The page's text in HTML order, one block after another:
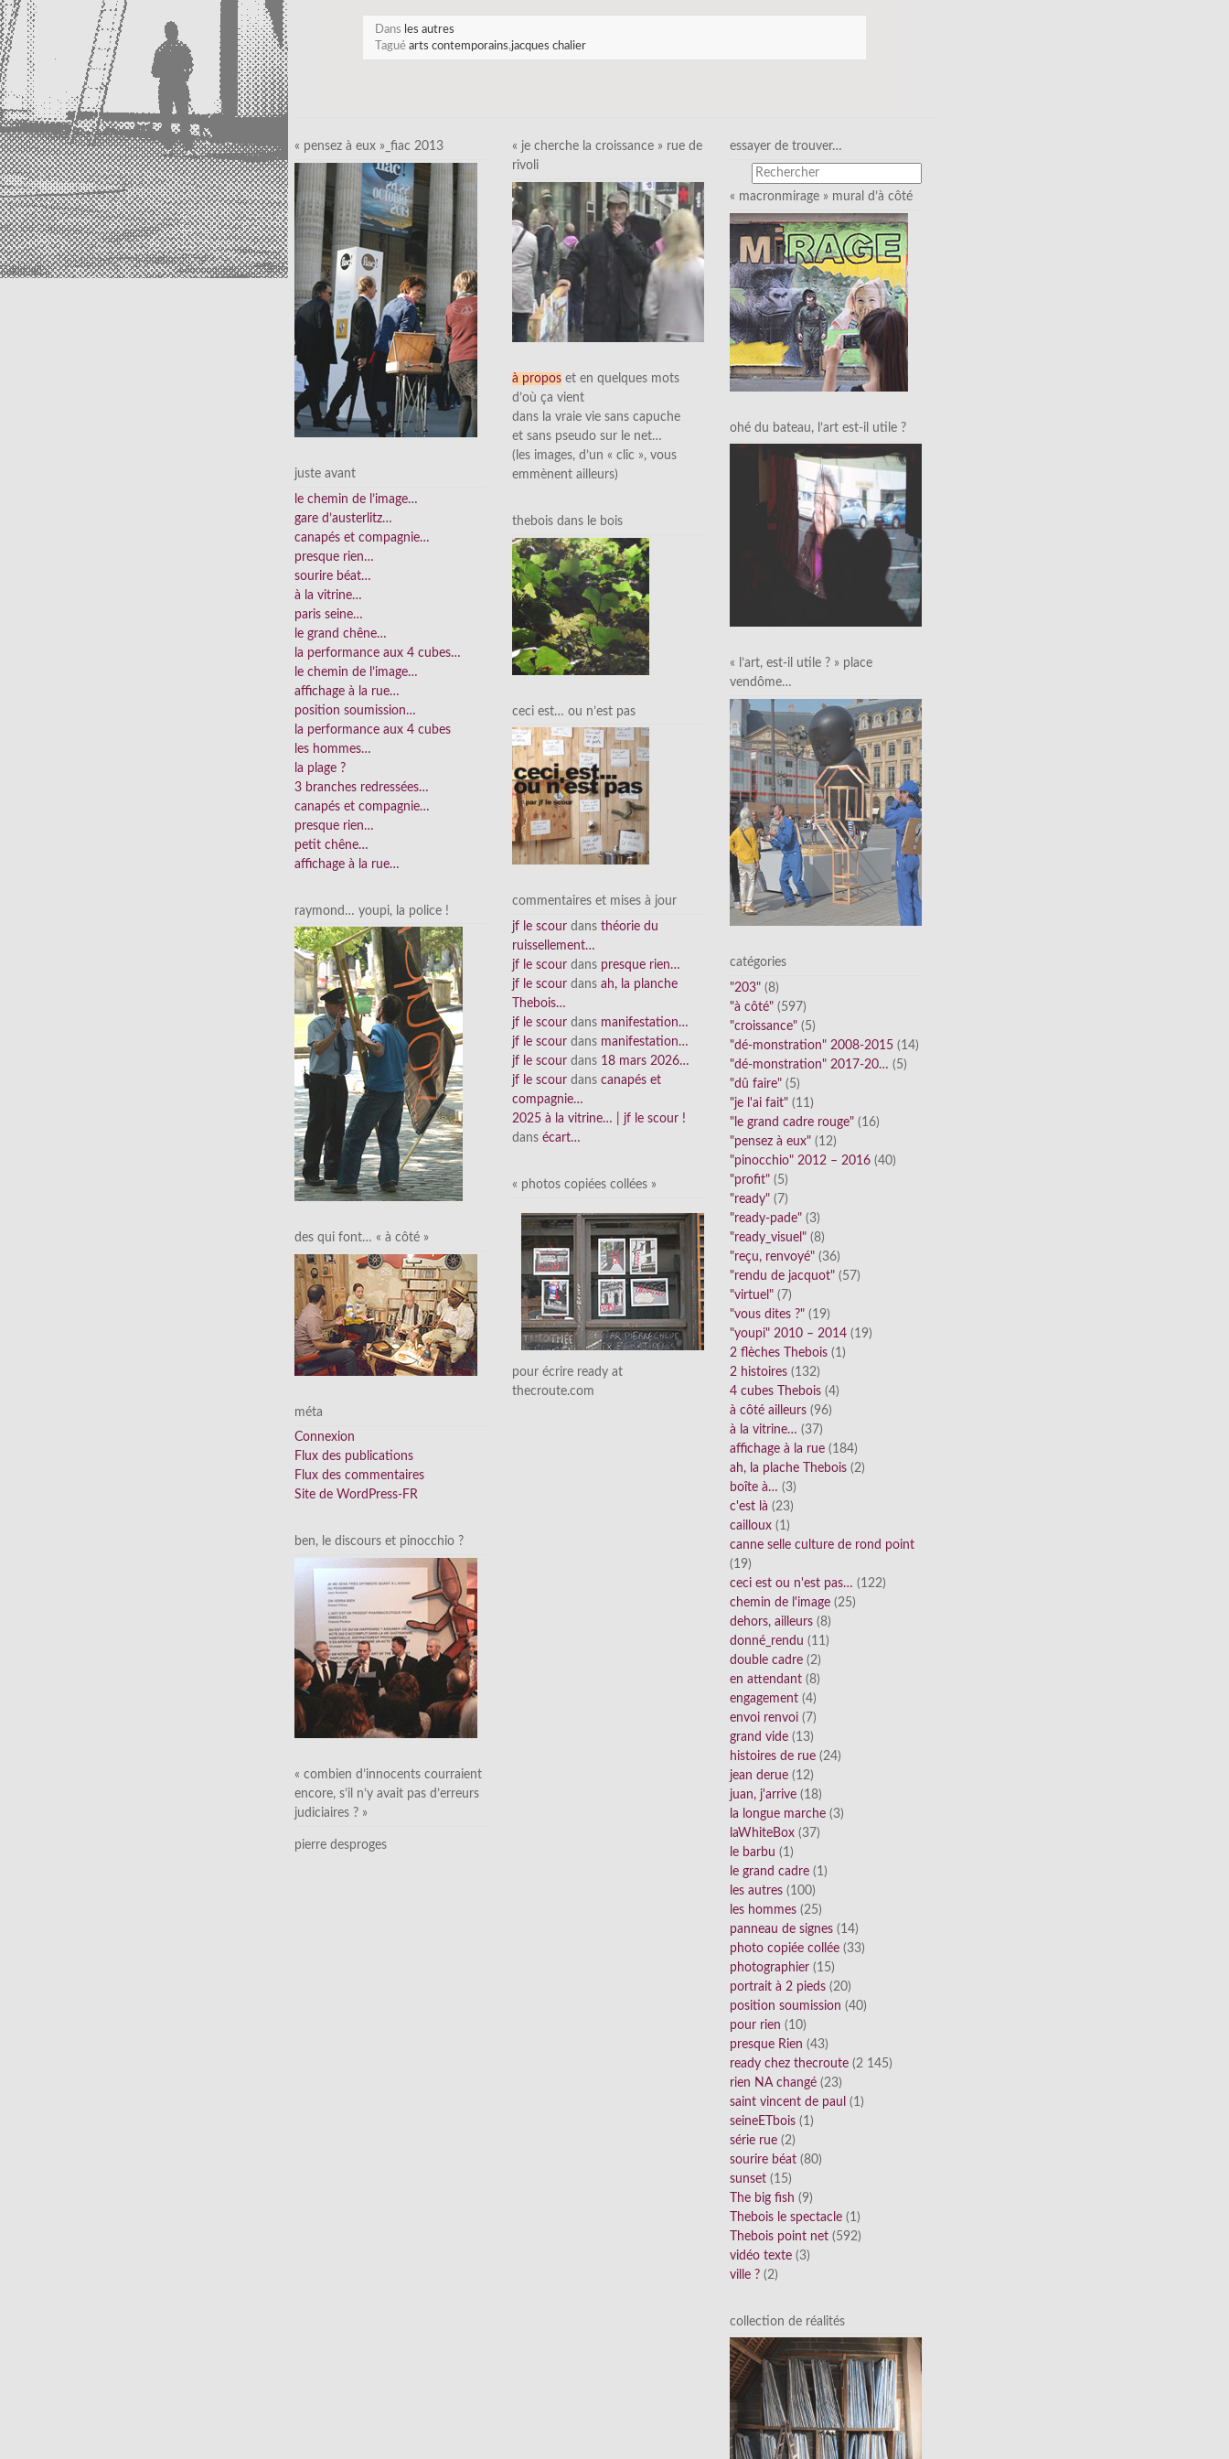
Dans les autres
Tagué arts contemporains,jacques chalier
« pensez à eux »_fiac 2013
juste avant
le chemin de l’image…
gare d’austerlitz…
canapés et compagnie…
presque rien…
sourire béat…
à la vitrine…
paris seine…
le grand chêne…
la performance aux 4 cubes…
le chemin de l’image…
affichage à la rue…
position soumission…
la performance aux 4 cubes
les hommes…
la plage ?
3 branches redressées…
canapés et compagnie…
presque rien…
petit chêne…
affichage à la rue…
raymond… youpi, la police !
des qui font… « à côté »
méta
Connexion
Flux des publications
Flux des commentaires
Site de WordPress-FR
ben, le discours et pinocchio ?
« combien d’innocents courraient
encore, s’il n’y avait pas d’erreurs
judiciaires ? »
pierre desproges
« je cherche la croissance » rue de
rivoli
à propos et en quelques mots
d’où ça vient
dans la vraie vie sans capuche
et sans pseudo sur le net…
(les images, d’un « clic », vous
emmènent ailleurs)
thebois dans le bois
ceci est… ou n’est pas
commentaires et mises à jour
jf le scour dans théorie du
ruissellement…
jf le scour dans presque rien…
jf le scour dans ah, la planche
Thebois…
jf le scour dans manifestation…
jf le scour dans manifestation…
jf le scour dans 18 mars 2026…
jf le scour dans canapés et
compagnie…
2025 à la vitrine… | jf le scour !
dans écart…
« photos copiées collées »
pour écrire ready at
thecroute.com
essayer de trouver…
« macronmirage » mural d’à côté
ohé du bateau, l’art est-il utile ?
« l’art, est-il utile ? » place
vendôme…
catégories
"203" (8)
"à côté" (597)
"croissance" (5)
"dé-monstration" 2008-2015 (14)
"dé-monstration" 2017-20… (5)
"dû faire" (5)
"je l'ai fait" (11)
"le grand cadre rouge" (16)
"pensez à eux" (12)
"pinocchio" 2012 – 2016 (40)
"profit" (5)
"ready" (7)
"ready-pade" (3)
"ready_visuel" (8)
"reçu, renvoyé" (36)
"rendu de jacquot" (57)
"virtuel" (7)
"vous dites ?" (19)
"youpi" 2010 – 2014 (19)
2 flèches Thebois (1)
2 histoires (132)
4 cubes Thebois (4)
à côté ailleurs (96)
à la vitrine… (37)
affichage à la rue (184)
ah, la plache Thebois (2)
boîte à… (3)
c'est là (23)
cailloux (1)
canne selle culture de rond point
(19)
ceci est ou n'est pas… (122)
chemin de l'image (25)
dehors, ailleurs (8)
donné_rendu (11)
double cadre (2)
en attendant (8)
engagement (4)
envoi renvoi (7)
grand vide (13)
histoires de rue (24)
jean derue (12)
juan, j'arrive (18)
la longue marche (3)
laWhiteBox (37)
le barbu (1)
le grand cadre (1)
les autres (100)
les hommes (25)
panneau de signes (14)
photo copiée collée (33)
photographier (15)
portrait à 2 pieds (20)
position soumission (40)
pour rien (10)
presque Rien (43)
ready chez thecroute (2 145)
rien NA changé (23)
saint vincent de paul (1)
seineETbois (1)
série rue (2)
sourire béat (80)
sunset (15)
The big fish (9)
Thebois le spectacle (1)
Thebois point net (592)
vidéo texte (3)
ville ? (2)
collection de réalités